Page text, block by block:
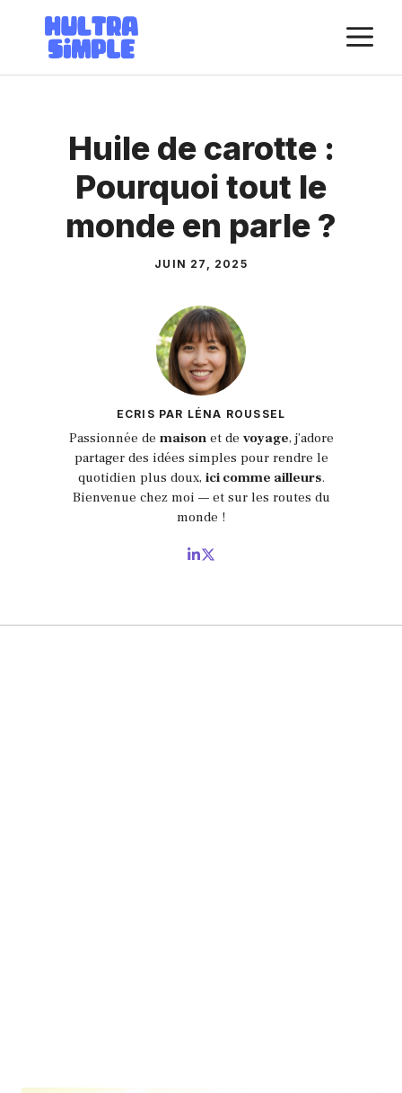
contenu
Huile de carotte :
Pourquoi tout le
monde en parle ?
JUIN 27, 2025
ECRIS PAR LÉNA ROUSSEL
Passionnée de maisonet de voyage, j’adore
partager des idées simples pour rendre le
quotidien plus doux, ici comme ailleurs.
Bienvenue chez moi — et sur les routes du
monde !